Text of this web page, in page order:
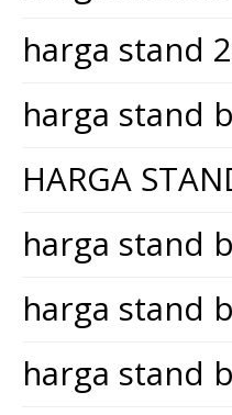
harga stand
harga stand
HARGA
harga stand
harga stand
harga stand